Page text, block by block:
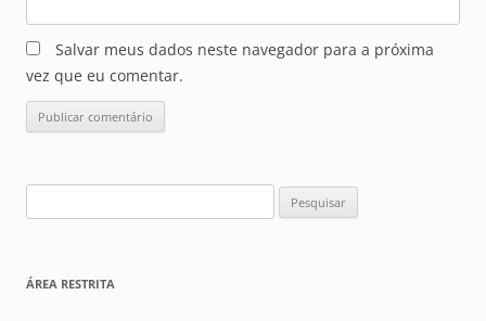
Salvar meus dados neste navegador para a próxima
vez que eu comentar.
por:
ÁREA RESTRITA